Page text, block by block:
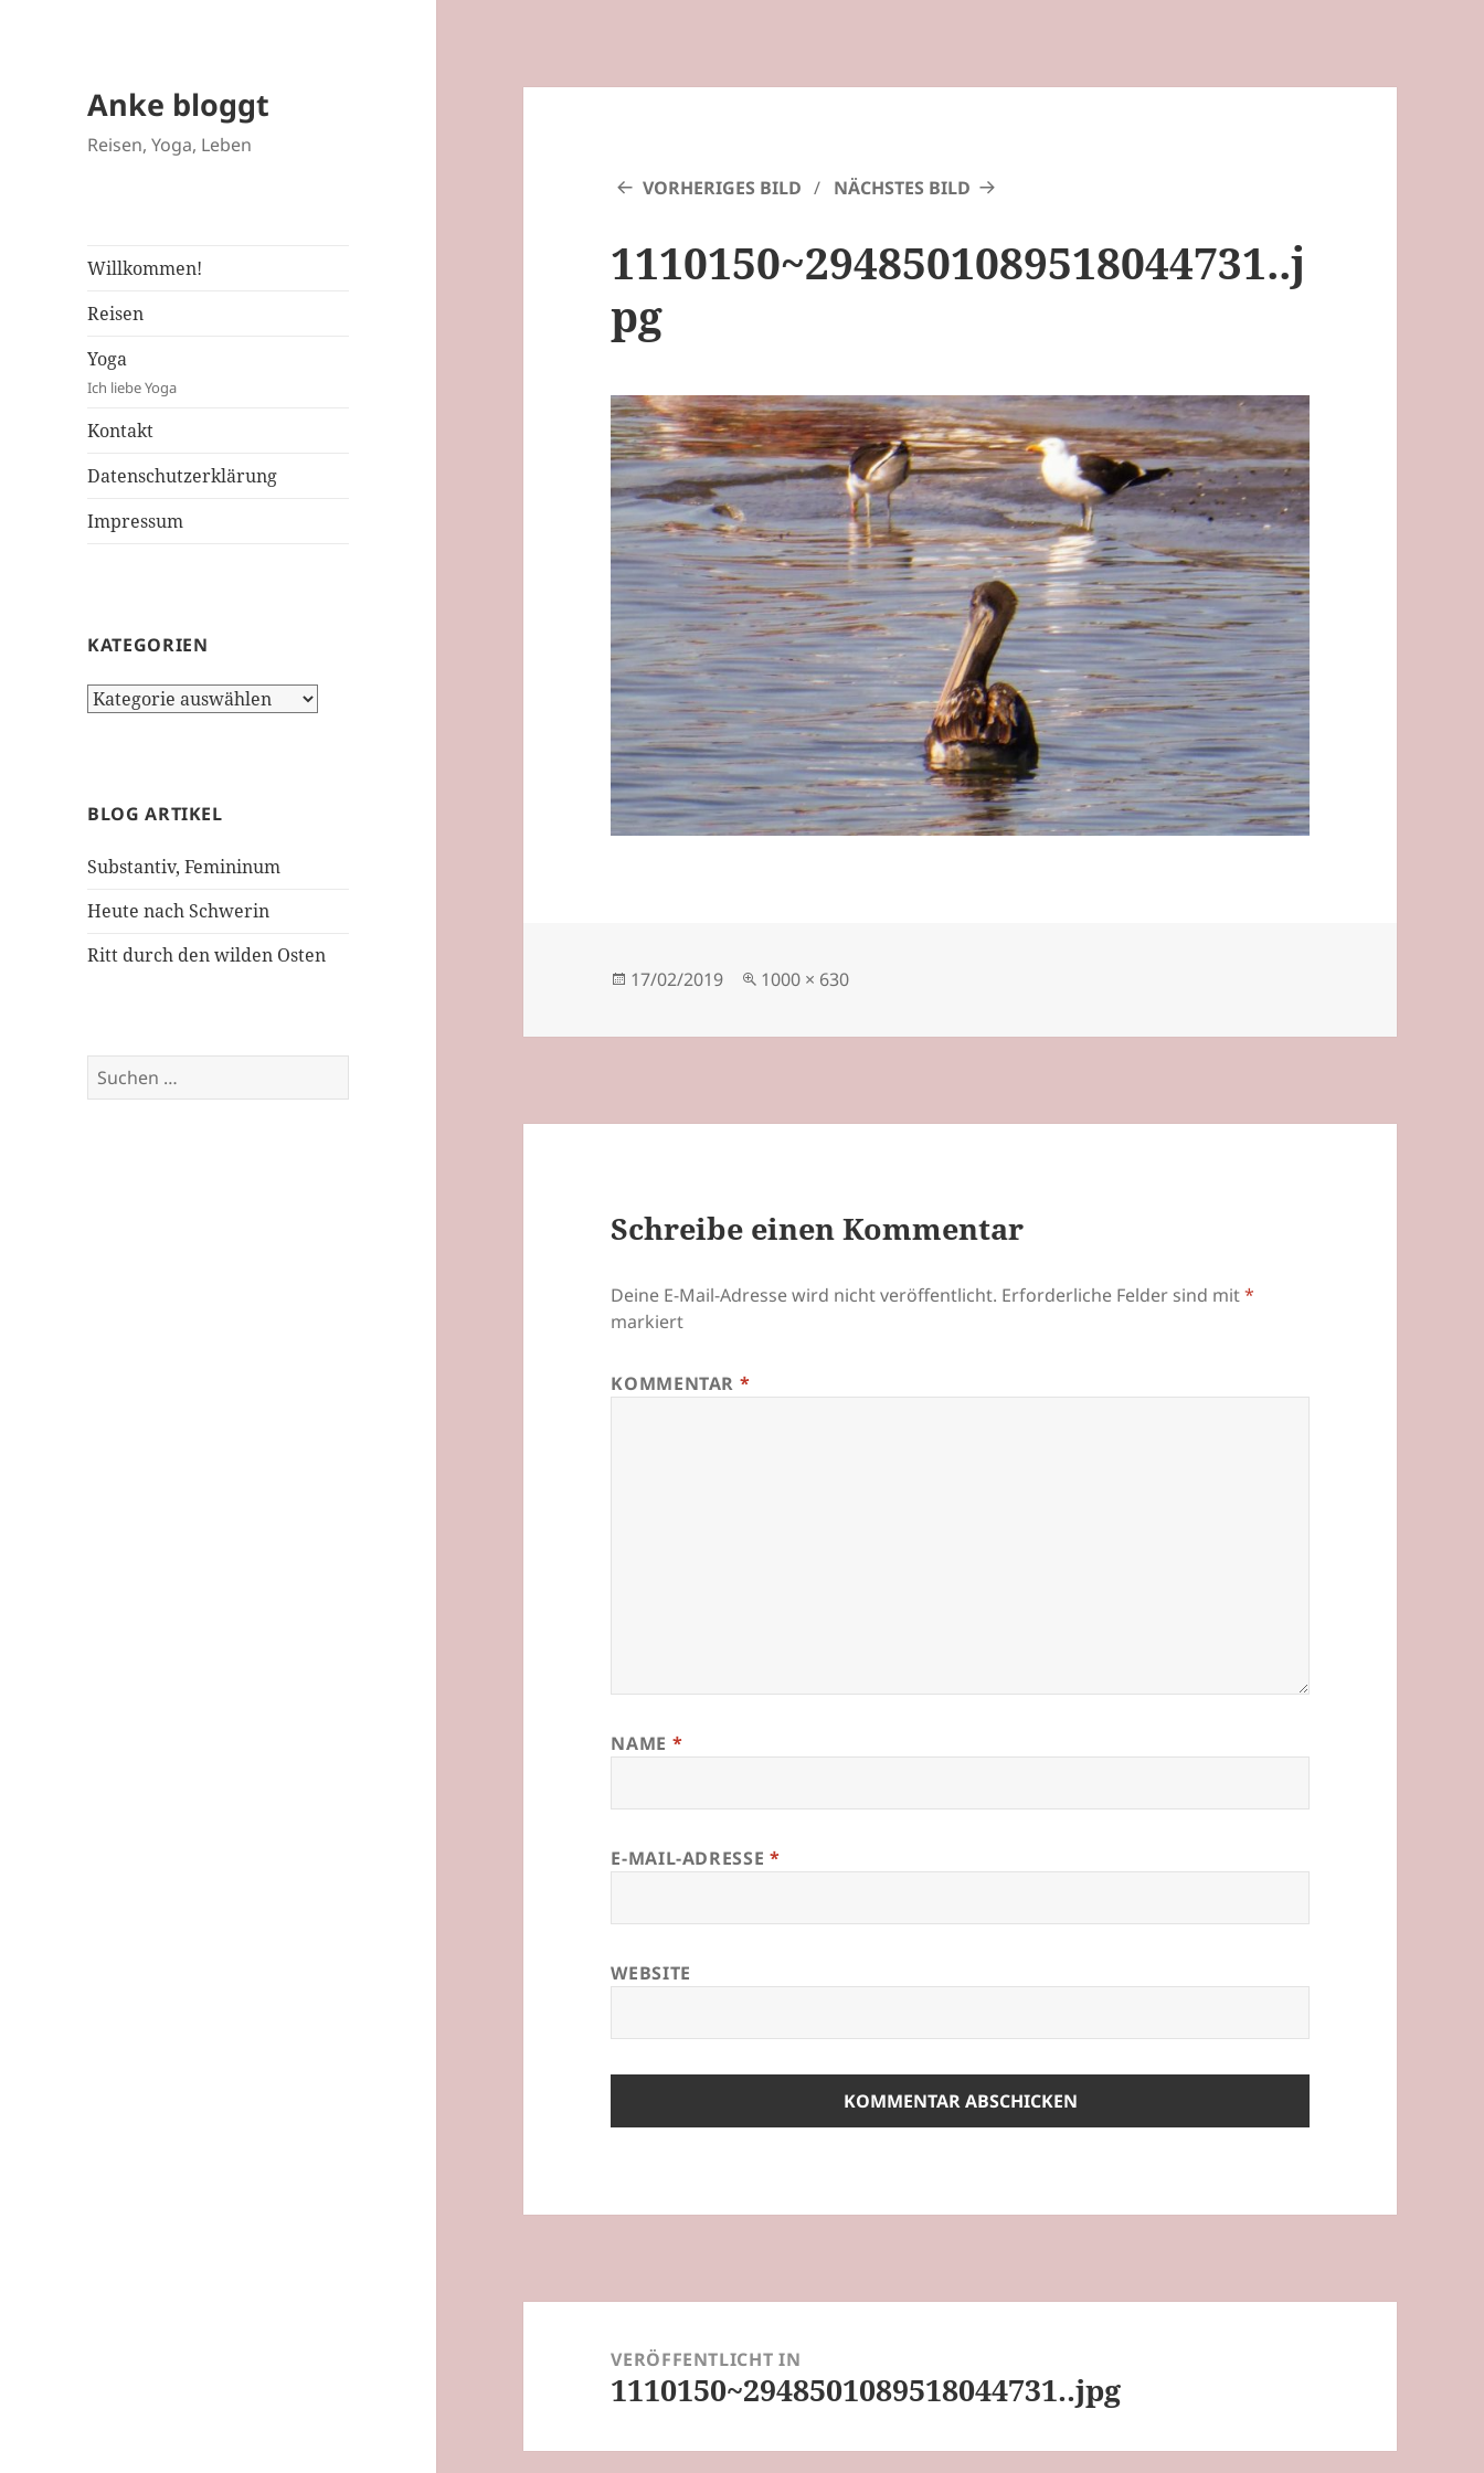
Anke bloggt
Reisen, Yoga, Leben
Willkommen!
Reisen
Yoga
Ich liebe Yoga
Kontakt
Datenschutzerklärung
Impressum
KATEGORIEN
Kategorien
BLOG ARTIKEL
Substantiv, Femininum
Heute nach Schwerin
Ritt durch den wilden Osten
Suchen
nach:
VORHERIGES BILD NÄCHSTES BILD
1110150~2948501089518044731..j
pg
Veröffentlicht
17/02/2019 Originalgröße
1000 × 630
Schreibe einen Kommentar
Deine E-Mail-Adresse wird nicht veröffentlicht. Erforderliche Felder sind mit*
markiert
KOMMENTAR *
NAME *
E-MAIL-ADRESSE *
WEBSITE
VERÖFFENTLICHT IN
1110150~2948501089518044731..jpg